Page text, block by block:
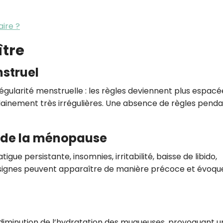
?
menstruelle : les règles deviennent plus
très irrégulières. Une absence de règles
la ménopause
persistante, insomnies, irritabilité, baisse de libido,
peuvent apparaître de manière précoce et